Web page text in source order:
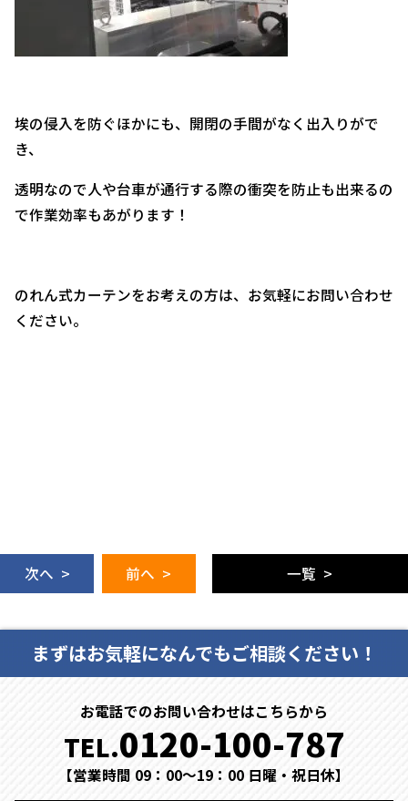
埃の侵入を防ぐほかにも、開閉の手間がなく出入りがで
き、
透明なので人や台車が通行する際の衝突を防止も出来るの
で作業効率もあがります！
のれん式カーテンをお考えの方は、お気軽にお問い合わせ
ください。
次へ > 前へ > 一覧 >
まずはお気軽になんでもご相談ください！
お電話でのお問い合わせはこちらから
TEL.0120-100-787
【営業時間 09：00～19：00 日曜・祝日休】